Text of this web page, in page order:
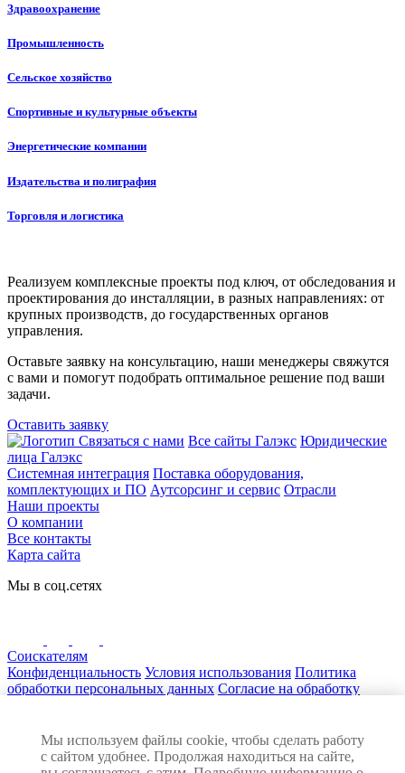
Здравоохранение
Промышленность
Сельское хозяйство
Спортивные и культурные объекты
Энергетические компании
Издательства и полиграфия
Торговля и логистика
Реализуем комплексные проекты под ключ, от обследования и
проектирования до инсталляции, в разных направлениях: от
крупных производств, до государственных органов
управления.
Оставьте заявку на консультацию, наши менеджеры свяжутся
с вами и помогут подобрать оптимальное решение под ваши
задачи.
Оставить заявку
Мы используем файлы cookie, чтобы сделать работу
с сайтом удобнее. Продолжая находиться на сайте,
Связаться с нами Все сайты Галэкс Юридические
лица Галэкс
Системная интеграция Поставка оборудования,
комплектующих и ПО Аутсорсинг и сервис Отрасли
Наши проекты
О компании
Все контакты
Карта сайта
Мы в соц.сетях
Соискателям
Конфиденциальность Условия использования Политика
обработки персональных данных Согласие на обработку
ошибкой и нажмите Ctrl+Enter
© 2026 ГАЛЭКС. Все права защищены
Разработка сайта: